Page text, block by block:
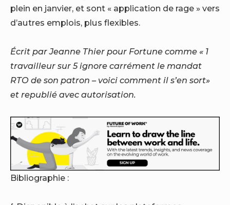
plein en janvier, et sont « application de rage » vers
d’autres emplois, plus flexibles.
Écrit parJeanne Thier pour Fortune comme « 1
travailleur sur 5 ignore carrément le mandat
RTO de son patron – voici comment il s’en sort»
et republié avec autorisation.
Bibliographie :